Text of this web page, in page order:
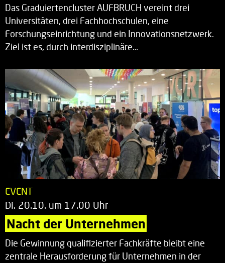
Das Graduiertencluster AUFBRUCH vereint drei
Universitäten, drei Fachhochschulen, eine
Forschungseinrichtung und ein Innovationsnetzwerk.
Ziel ist es, durch interdisziplinäre…
EVENT
Di. 20.10. um 17.00 Uhr
Nacht der Unternehmen
Die Gewinnung qualifizierter Fachkräfte bleibt eine
zentrale Herausforderung für Unternehmen in der